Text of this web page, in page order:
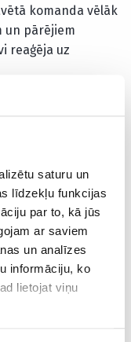
saturu un
līdzekļu funkcijas
par to, kā jūs
ar saviem
un analīzes
informāciju, ko
lietojat viņu
komanda vēlāk
un pārējiem
reaģēja uz
1, 2024